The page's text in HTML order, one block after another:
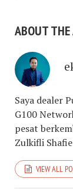
ABOUT
Saya dealer
G100
pesat
Zulkifli
VIEW ALL